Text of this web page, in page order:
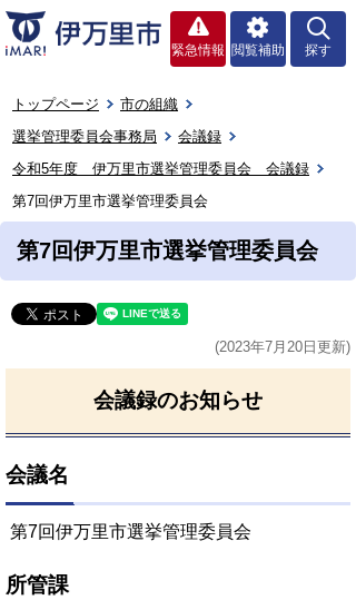
緊急情報 閲覧補助 探す
トップページ
市の組織
選挙管理委員会事務局
会議録
令和5年度 伊万里市選挙管理委員会 会議録
第7回伊万里市選挙管理委員会
第7回伊万里市選挙管理委員会
(2023年7月20日更新)
会議録のお知らせ
会議名
第7回伊万里市選挙管理委員会
所管課